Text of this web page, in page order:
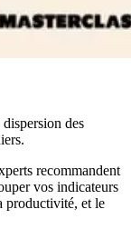
des
recommandent
vos indicateurs
productivité, et le